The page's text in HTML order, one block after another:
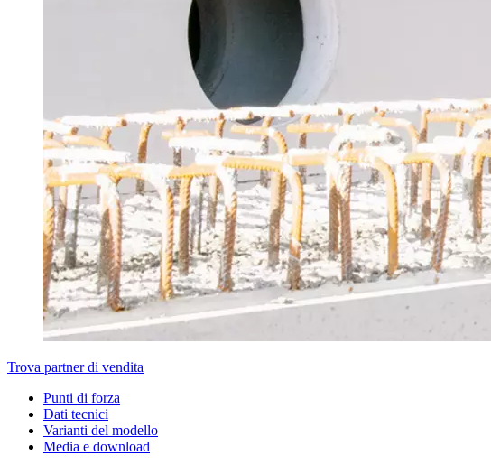
Trova partner di vendita
Punti di forza
Dati tecnici
Varianti del modello
Media e download